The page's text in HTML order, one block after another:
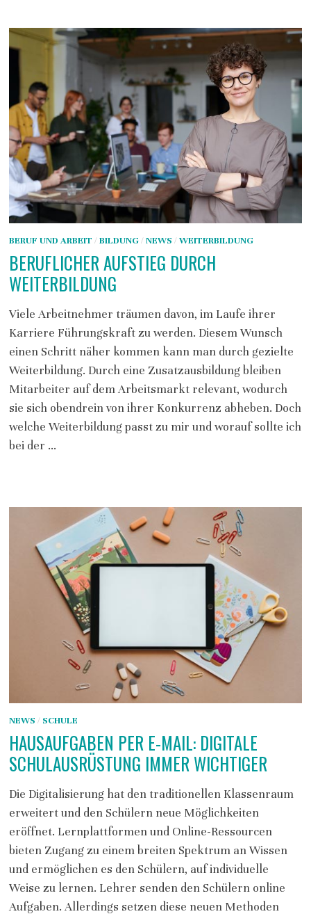
BERUF UND ARBEIT / BILDUNG/ NEWS / WEITERBILDUNG
BERUFLICHER AUFSTIEG DURCH
WEITERBILDUNG
Viele Arbeitnehmer träumen davon, im Laufe ihrer
Karriere Führungskraft zu werden. Diesem Wunsch
einen Schritt näher kommen kann man durch gezielte
Weiterbildung. Durch eine Zusatzausbildung bleiben
Mitarbeiter auf dem Arbeitsmarkt relevant, wodurch
sie sich obendrein von ihrer Konkurrenz abheben. Doch
welche Weiterbildung passt zu mir und worauf sollte ich
bei der …
NEWS / SCHULE
HAUSAUFGABEN PER E-MAIL: DIGITALE
SCHULAUSRÜSTUNG IMMER WICHTIGER
Die Digitalisierung hat den traditionellen Klassenraum
erweitert und den Schülern neue Möglichkeiten
eröffnet. Lernplattformen und Online-Ressourcen
bieten Zugang zu einem breiten Spektrum an Wissen
und ermöglichen es den Schülern, auf individuelle
Weise zu lernen. Lehrer senden den Schülern online
Aufgaben. Allerdings setzen diese neuen Methoden